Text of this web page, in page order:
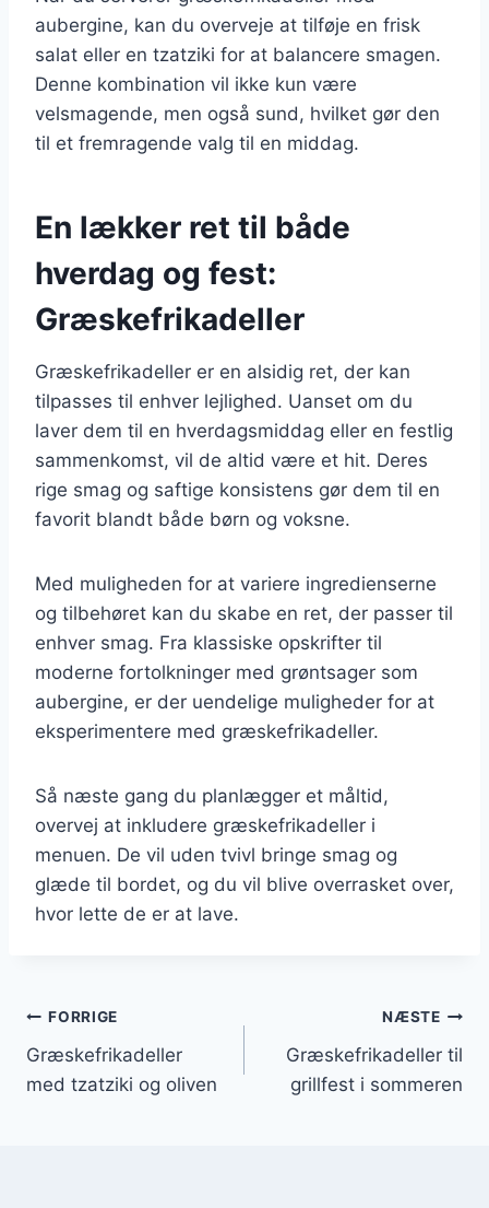
aubergine, kan du overveje at tilføje en frisk
salat eller en tzatziki for at balancere smagen.
Denne kombination vil ikke kun være
velsmagende, men også sund, hvilket gør den
til et fremragende valg til en middag.
En lækker ret til både
hverdag og fest:
Græskefrikadeller
Græskefrikadeller er en alsidig ret, der kan
tilpasses til enhver lejlighed. Uanset om du
laver dem til en hverdagsmiddag eller en festlig
sammenkomst, vil de altid være et hit. Deres
rige smag og saftige konsistens gør dem til en
favorit blandt både børn og voksne.
Med muligheden for at variere ingredienserne
og tilbehøret kan du skabe en ret, der passer til
enhver smag. Fra klassiske opskrifter til
moderne fortolkninger med grøntsager som
aubergine, er der uendelige muligheder for at
eksperimentere med græskefrikadeller.
Så næste gang du planlægger et måltid,
overvej at inkludere græskefrikadeller i
menuen. De vil uden tvivl bringe smag og
glæde til bordet, og du vil blive overrasket over,
hvor lette de er at lave.
Indlægsnavigation
FORRIGE
Græskefrikadeller
med tzatziki og oliven
NÆSTE
Græskefrikadeller til
grillfest i sommeren